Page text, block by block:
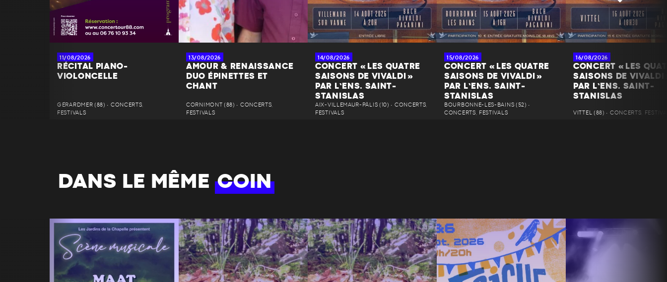
11/08/2026
RÉCITAL PIANO-
VIOLONCELLE
GÉRARDMER (88) • CONCERTS,
FESTIVALS
13/08/2026
AMOUR & RENAISSANCE
DUO ÉPINETTES ET
CHANT
CORNIMONT (88) • CONCERTS,
FESTIVALS
14/08/2026
CONCERT « LES QUATRE
SAISONS DE VIVALDI »
PAR L’ENS. SAINT-
STANISLAS
AIX-VILLEMAUR-PÂLIS (10) • CONCERTS,
FESTIVALS
15/08/2026
CONCERT « LES QUATRE
SAISONS DE VIVALDI »
PAR L’ENS. SAINT-
STANISLAS
BOURBONNE-LES-BAINS (52) •
CONCERTS, FESTIVALS
16/08/2026
CONCERT « LES
SAISONS DE VIVALDI
PAR L’ENS. SAINT-
STANISLAS
VITTEL (88) • CONCERTS,
DANS LE MÊMECOIN